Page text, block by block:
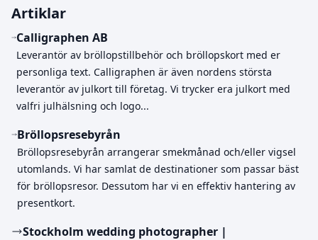
Artiklar
Calligraphen AB
Leverantör av bröllopstillbehör och bröllopskort med er
personliga text. Calligraphen är även nordens största
leverantör av julkort till företag. Vi trycker era julkort med
valfri julhälsning och logo...
Bröllopsresebyrån
Bröllopsresebyrån arrangerar smekmånad och/eller vigsel
utomlands. Vi har samlat de destinationer som passar bäst
för bröllopsresor. Dessutom har vi en effektiv hantering av
presentkort.
Stockholm wedding photographer |